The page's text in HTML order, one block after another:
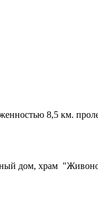
8,5 км.
дом, храм